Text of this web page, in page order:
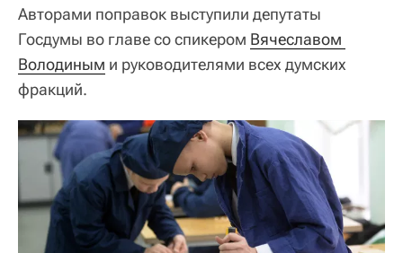
Авторами поправок выступили депутаты
Госдумы во главе со спикером Вячеславом
Володиным и руководителями всех думских
фракций.